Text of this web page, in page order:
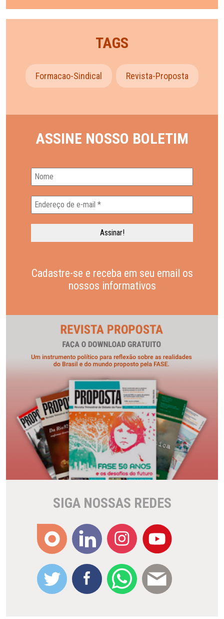
TAGS
Formacao-Sindical Revista-Proposta
ASSINE NOSSO BOLETIM
Cadastre-se e receba em seu email os
nossos informativos
SIGA NOSSAS REDES